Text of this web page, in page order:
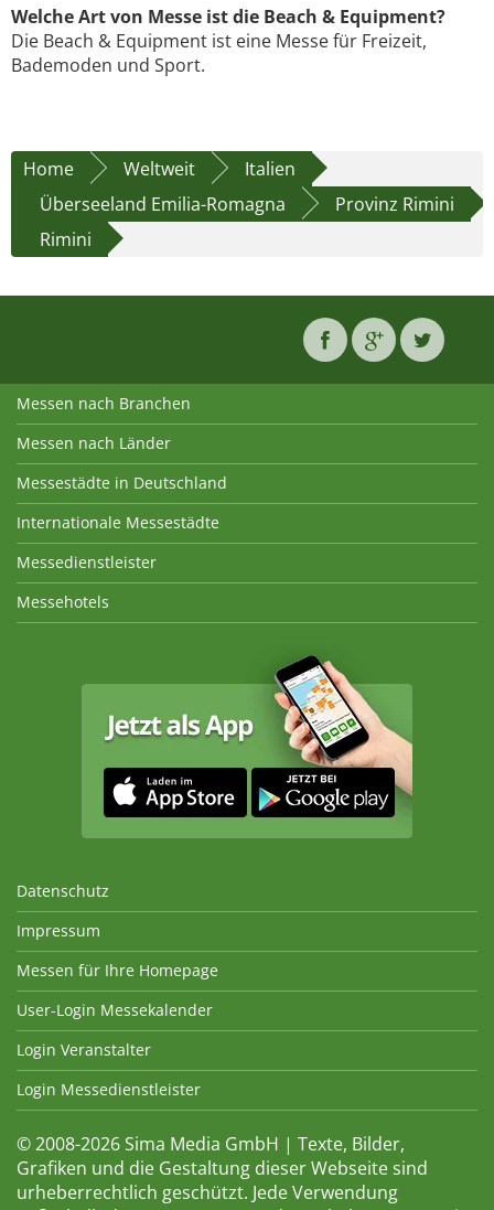
Welche Art von Messe ist die Beach & Equipment?
Die Beach & Equipment ist eine Messe für Freizeit,
Bademoden und Sport.
Home Weltweit
Italien
Überseeland Emilia-Romagna
Provinz Rimini
Rimini
Messen nach Branchen
Messen nach Länder
Messestädte in Deutschland
Internationale Messestädte
Messedienstleister
Messehotels
Datenschutz
Impressum
Messen für Ihre Homepage
User-Login Messekalender
Login Veranstalter
Login Messedienstleister
© 2008-2026 Sima Media GmbH | Texte, Bilder,
Grafiken und die Gestaltung dieser Webseite sind
urheberrechtlich geschützt. Jede Verwendung